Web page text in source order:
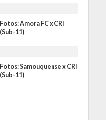
Fotos: Amora FC x CRI
(Sub-11)
Fotos: Samouquense x CRI
(Sub-11)